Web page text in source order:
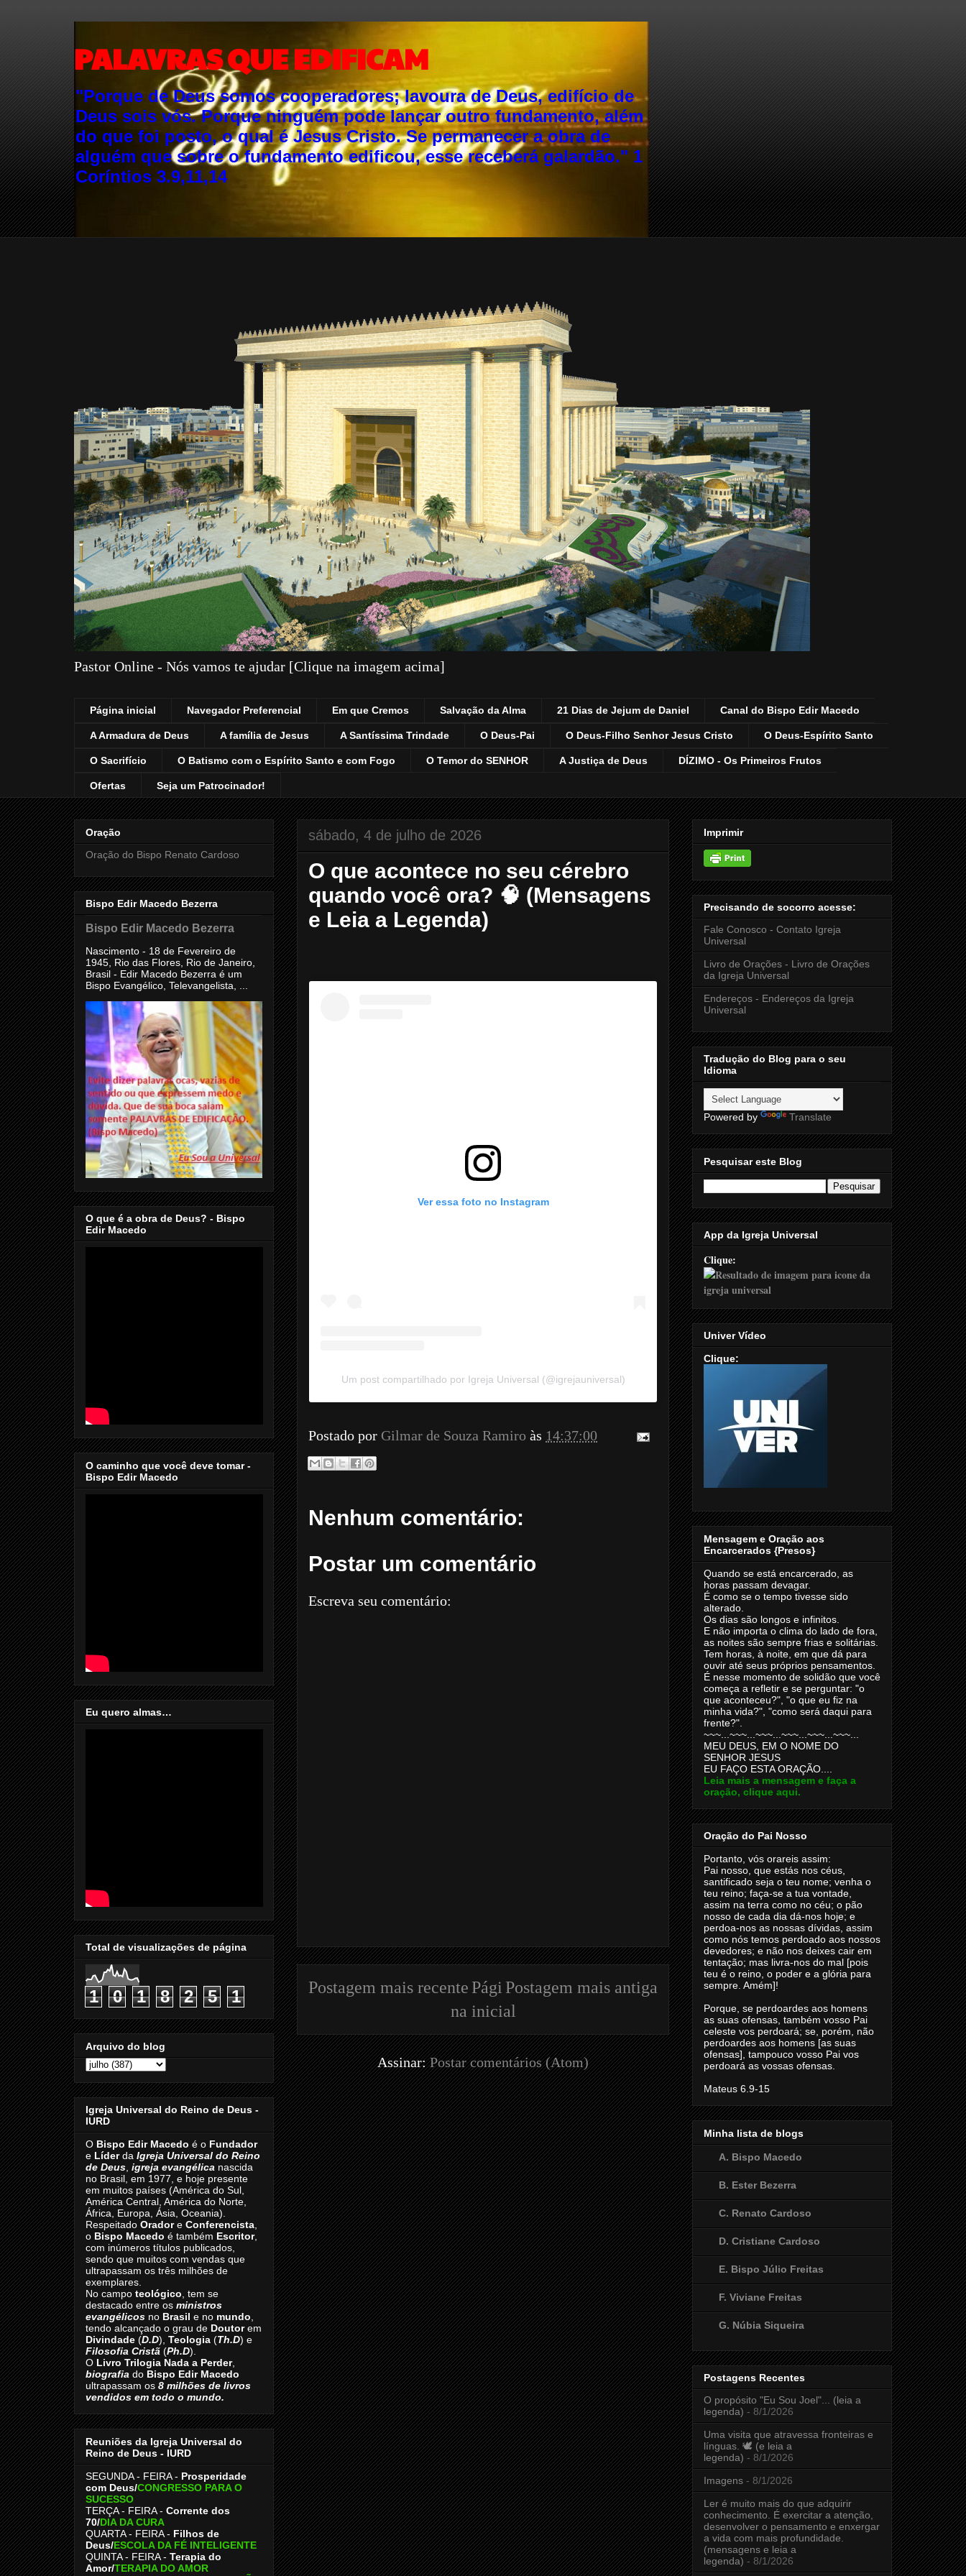
PALAVRAS QUE EDIFICAM
"Porque de Deus somos cooperadores; lavoura de Deus, edifício de
Deus sois vós. Porque ninguém pode lançar outro fundamento, além
do que foi posto, o qual é Jesus Cristo. Se permanecer a obra de
alguém que sobre o fundamento edificou, esse receberá galardão." 1
Coríntios 3.9,11,14
Pastor Online - Nós vamos te ajudar [Clique na imagem acima]
Página inicial Navegador Preferencial Em que Cremos Salvação da Alma 21 Dias de Jejum de Daniel Canal do Bispo Edir Macedo
A Armadura de Deus A família de Jesus A Santíssima Trindade O Deus-Pai O Deus-Filho Senhor Jesus Cristo O Deus-Espírito Santo
O Sacrifício O Batismo com o Espírito Santo e com Fogo O Temor do SENHOR A Justiça de Deus DÍZIMO - Os Primeiros Frutos
Ofertas Seja um Patrocinador!
sábado, 4 de julho de 2026
O que acontece no seu cérebro
quando você ora? 🧠 (Mensagens
e Leia a Legenda)
Ver essa foto no Instagram
Um post compartilhado por Igreja Universal (@igrejauniversal)
Postado por Gilmar de Souza Ramiro às 14:37:00
Nenhum comentário:
Postar um comentário
Escreva seu comentário:
Postagem mais recente Postagem mais antiga
Pági
na inicial
Assinar:Postar comentários (Atom)
Oração
Oração do Bispo Renato Cardoso
Bispo Edir Macedo Bezerra
Bispo Edir Macedo Bezerra
Nascimento - 18 de Fevereiro de
1945, Rio das Flores, Rio de Janeiro,
Brasil - Edir Macedo Bezerra é um
Bispo Evangélico, Televangelista, ...
O que é a obra de Deus? - Bispo
Edir Macedo
O caminho que você deve tomar -
Bispo Edir Macedo
Eu quero almas…
Total de visualizações de página
1 0 1 8 2 5 1
Arquivo do blog
Igreja Universal do Reino de Deus -
IURD
O Bispo Edir Macedo é o Fundador
e Líderda Igreja Universal do Reino
de Deus, igreja evangélica nascida
no Brasil, em 1977, e hoje presente
em muitos países (América do Sul,
América Central, América do Norte,
África, Europa, Ásia, Oceania).
Respeitado Oradore Conferencista,
o Bispo Macedo é também Escritor,
com inúmeros títulos publicados,
sendo que muitos com vendas que
ultrapassam os três milhões de
exemplares.
No campo teológico, tem se
destacado entre os ministros
evangélicos no Brasil e no mundo,
tendo alcançado o grau de Doutorem
Divindade (D.D), Teologia (Th.D) e
Filosofia Cristã (Ph.D).
O Livro Trilogia Nada a Perder,
biografia do Bispo Edir Macedo
ultrapassam os 8 milhões de livros
vendidos em todo o mundo.
Reuniões da Igreja Universal do
Reino de Deus - IURD
SEGUNDA - FEIRA - Prosperidade
com Deus/CONGRESSO PARA O
SUCESSO
TERÇA - FEIRA - Corrente dos
70/DIA DA CURA
QUARTA - FEIRA - Filhos de
Deus/ESCOLA DA FÉ INTELIGENTE
QUINTA - FEIRA - Terapia do
Amor/TERAPIA DO AMOR
Imprimir
Precisando de socorro acesse:
Fale Conosco - Contato Igreja
Universal
Livro de Orações - Livro de Orações
da Igreja Universal
Endereços - Endereços da Igreja
Universal
Tradução do Blog para o seu
Idioma
Powered by Translate
Pesquisar este Blog
App da Igreja Universal
Clique:
Univer Vídeo
Clique:
Mensagem e Oração aos
Encarcerados {Presos}
Quando se está encarcerado, as
horas passam devagar.
É como se o tempo tivesse sido
alterado.
Os dias são longos e infinitos.
E não importa o clima do lado de fora,
as noites são sempre frias e solitárias.
Tem horas, à noite, em que dá para
ouvir até seus próprios pensamentos.
É nesse momento de solidão que você
começa a refletir e se perguntar: "o
que aconteceu?", "o que eu fiz na
minha vida?", "como será daqui para
frente?".
~~~...~~~...~~~...~~~...~~~...~~~...
MEU DEUS, EM O NOME DO
SENHOR JESUS
EU FAÇO ESTA ORAÇÃO....
Leia mais a mensagem e faça a
oração, clique aqui.
Oração do Pai Nosso
Portanto, vós orareis assim:
Pai nosso, que estás nos céus,
santificado seja o teu nome; venha o
teu reino; faça-se a tua vontade,
assim na terra como no céu; o pão
nosso de cada dia dá-nos hoje; e
perdoa-nos as nossas dívidas, assim
como nós temos perdoado aos nossos
devedores; e não nos deixes cair em
tentação; mas livra-nos do mal [pois
teu é o reino, o poder e a glória para
sempre. Amém]!
Porque, se perdoardes aos homens
as suas ofensas, também vosso Pai
celeste vos perdoará; se, porém, não
perdoardes aos homens [as suas
ofensas], tampouco vosso Pai vos
perdoará as vossas ofensas.
Mateus 6.9-15
Minha lista de blogs
A. Bispo Macedo
B. Ester Bezerra
C. Renato Cardoso
D. Cristiane Cardoso
E. Bispo Júlio Freitas
F. Viviane Freitas
G. Núbia Siqueira
Postagens Recentes
O propósito "Eu Sou Joel"... (leia a
legenda) - 8/1/2026
Uma visita que atravessa fronteiras e
línguas. 🕊️ (e leia a
legenda) - 8/1/2026
Imagens - 8/1/2026
Ler é muito mais do que adquirir
conhecimento. É exercitar a atenção,
desenvolver o pensamento e enxergar
a vida com mais profundidade.
(mensagens e leia a
legenda) - 8/1/2026